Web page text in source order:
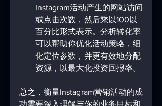
Instagram活动产生的网站访问
或点击次数，然后乘以100以
百分比形式表示。分析转化率
可以帮助你优化活动策略，细
化定位参数，并更有效地分配
资源，以最大化投资回报率。
总之，衡量Instagram营销活动的成
功需要深入理解与你的业务目标和